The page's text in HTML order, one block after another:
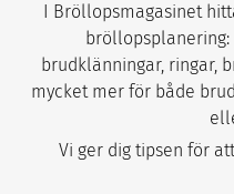
I Bröllopsmagasinet
bröllopsplanering:
brudklänningar, ringar,
mycket mer för både
Vi ger dig tipsen för